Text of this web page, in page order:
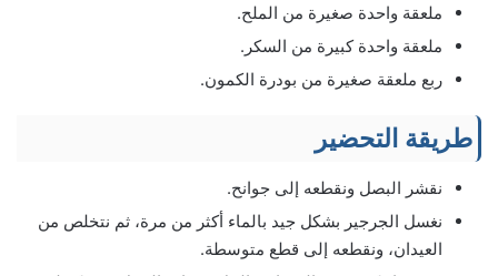
ملعقة واحدة صغيرة من الملح.
ملعقة واحدة كبيرة من السكر.
ربع ملعقة صغيرة من بودرة الكمون.
طريقة التحضير
نقشر البصل ونقطعه إلى جوانح.
نغسل الجرجير بشكل جيد بالماء أكثر من مرة، ثم نتخلص من
العيدان، ونقطعه إلى قطع متوسطة.